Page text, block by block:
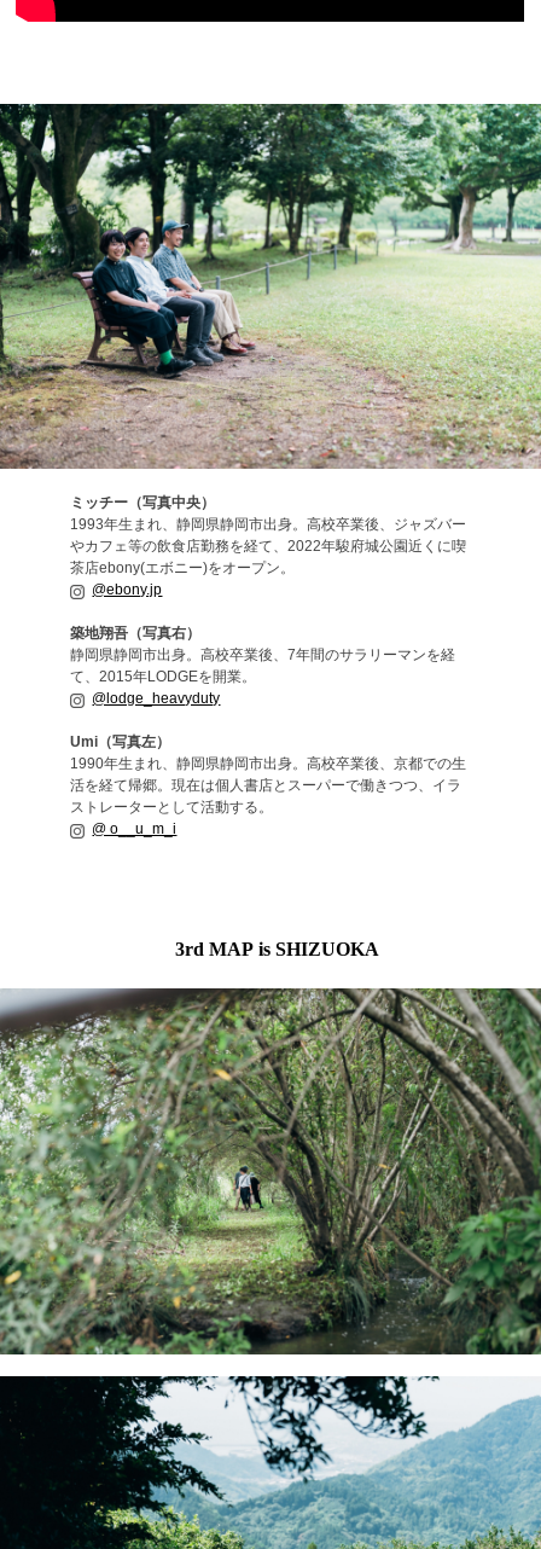
ミッチー（写真中央）
1993年生まれ、静岡県静岡市出身。高校卒業後、ジャズバー
やカフェ等の飲食店勤務を経て、2022年駿府城公園近くに喫
茶店ebony(エボニー)をオープン。
@ebony.jp
築地翔吾（写真右）
静岡県静岡市出身。高校卒業後、7年間のサラリーマンを経
て、2015年LODGEを開業。
@lodge_heavyduty
Umi（写真左）
1990年生まれ、静岡県静岡市出身。高校卒業後、京都での生
活を経て帰郷。現在は個人書店とスーパーで働きつつ、イラ
ストレーターとして活動する。
@ o__u_m_i